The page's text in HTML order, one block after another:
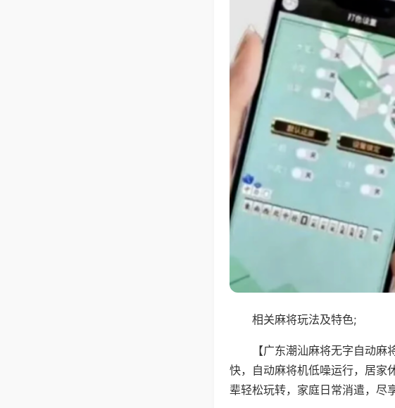
相关麻将玩法及特色;
【广东潮汕麻将无字自动
快，自动麻将机低噪运行，居家
辈轻松玩转，家庭日常消遣，尽